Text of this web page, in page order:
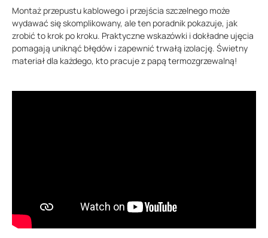
Montaż przepustu kablowego i przejścia szczelnego może
wydawać się skomplikowany, ale ten poradnik pokazuje, jak
zrobić to krok po kroku. Praktyczne wskazówki i dokładne ujęcia
pomagają uniknąć błędów i zapewnić trwałą izolację. Świetny
materiał dla każdego, kto pracuje z papą termozgrzewalną!